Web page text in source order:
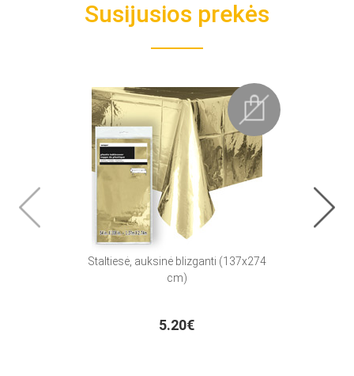
Susijusios prekės
Staltiesė, auksinė blizganti (137x274
cm)
5.20€